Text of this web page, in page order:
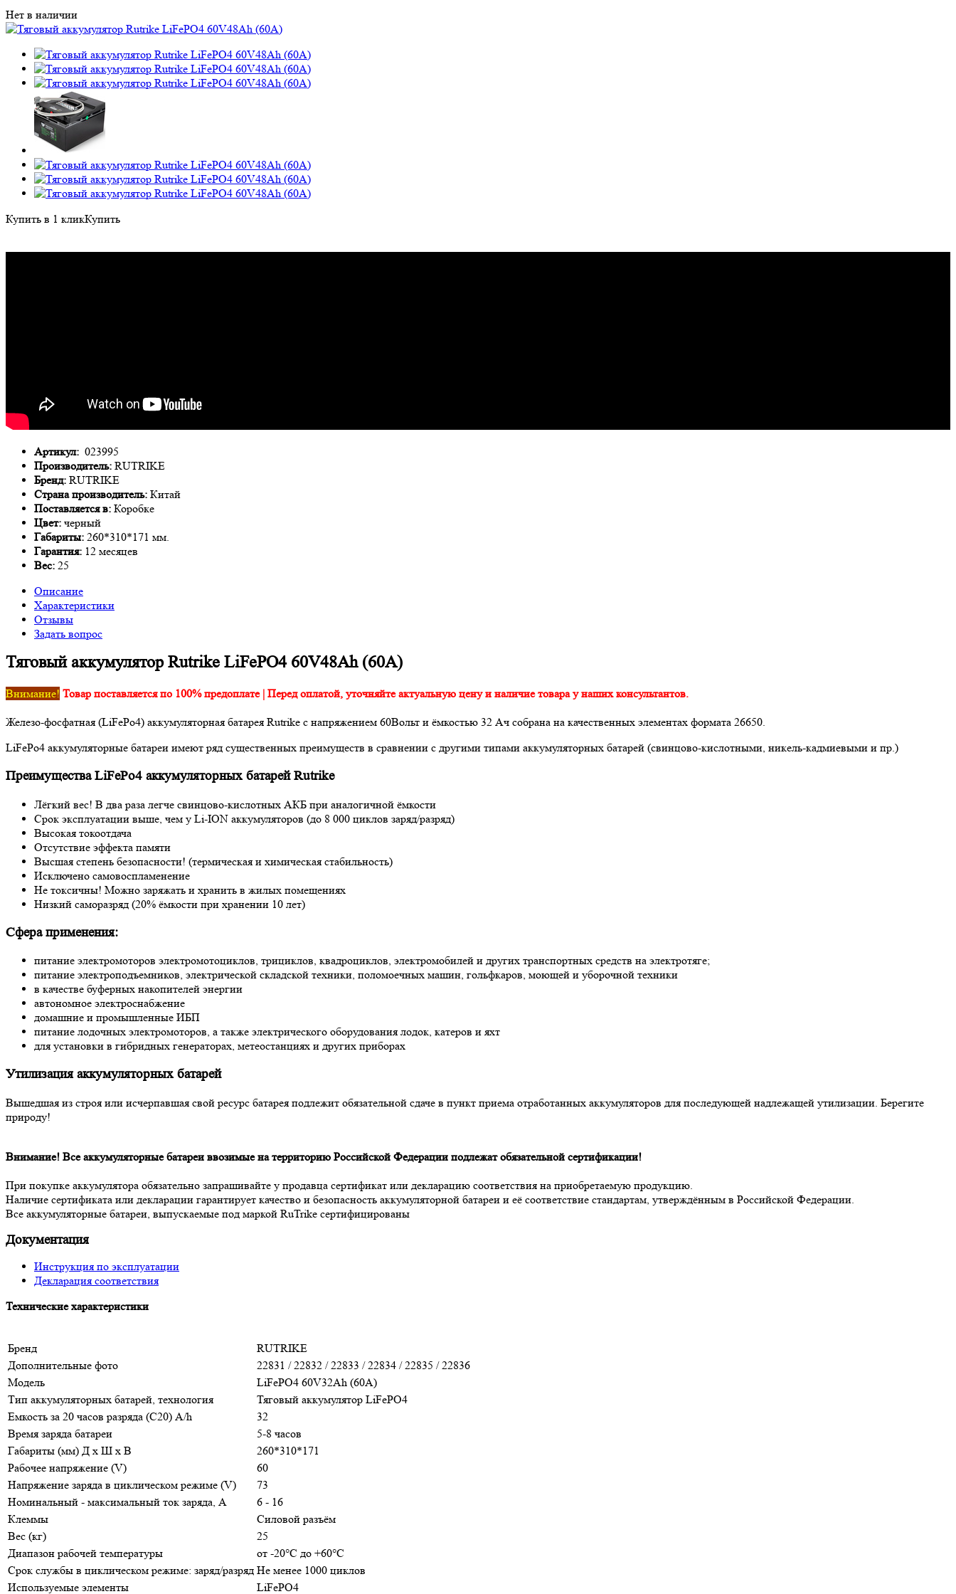
Нет в наличии
Купить в 1 кликКупить
Артикул: 023995
Производитель: RUTRIKE
Бренд: RUTRIKE
Страна производитель: Китай
Поставляется в: Коробке
Цвет: черный
Габариты: 260*310*171 мм.
Гарантия: 12 месяцев
Вес: 25
Описание
Характеристики
Отзывы
Задать вопрос
Тяговый аккумулятор Rutrike LiFePO4 60V48Ah (60A)
Внимание! Товар поставляется по 100% предоплате | Перед оплатой, уточняйте актуальную цену и наличие товара у наших консультантов.
Железо-фосфатная (LiFePo4) аккумуляторная батарея Rutrike с напряжением 60Вольт и ёмкостью 32 Ач собрана на качественных элементах формата 26650.
LiFePo4 аккумуляторные батареи имеют ряд существенных преимуществ в сравнении с другими типами аккумуляторных батарей (свинцово-кислотными, никель-кадмиевыми и пр.)
Преимущества LiFePo4 аккумуляторных батарей Rutrike
Лёгкий вес! В два раза легче свинцово-кислотных АКБ при аналогичной ёмкости
Срок эксплуатации выше, чем у Li-ION аккумуляторов (до 8 000 циклов заряд/разряд)
Высокая токоотдача
Отсутствие эффекта памяти
Высшая степень безопасности! (термическая и химическая стабильность)
Исключено самовоспламенение
Не токсичны! Можно заряжать и хранить в жилых помещениях
Низкий саморазряд (20% ёмкости при хранении 10 лет)
Сфера применения:
питание электромоторов электромотоциклов, трициклов, квадроциклов, электромобилей и других транспортных средств на электротяге;
питание электроподъемников, электрической складской техники, поломоечных машин, гольфкаров, моющей и уборочной техники
в качестве буферных накопителей энергии
автономное электроснабжение
домашние и промышленные ИБП
питание лодочных электромоторов, а также электрического оборудования лодок, катеров и яхт
для установки в гибридных генераторах, метеостанциях и других приборах
Утилизация аккумуляторных батарей
Вышедшая из строя или исчерпавшая свой ресурс батарея подлежит обязательной сдаче в пункт приема отработанных аккумуляторов для последующей надлежащей утилизации. Берегите
природу!
Внимание! Все аккумуляторные батареи ввозимые на территорию Российской Федерации подлежат обязательной сертификации!
При покупке аккумулятора обязательно запрашивайте у продавца сертификат или декларацию соответствия на приобретаемую продукцию.
Наличие сертификата или декларации гарантирует качество и безопасность аккумуляторной батареи и её соответствие стандартам, утверждённым в Российской Федерации.
Все аккумуляторные батареи, выпускаемые под маркой RuTrike сертифицированы
Документация
Инструкция по эксплуатации
Декларация соответствия
Технические характеристики
Бренд
RUTRIKE
Дополнительные фото
22831 / 22832 / 22833 / 22834 / 22835 / 22836
Модель
LiFePO4 60V32Ah (60A)
Тип аккумуляторных батарей, технология
Тяговый аккумулятор LiFePO4
Емкость за 20 часов разряда (С20) A/h
32
Время заряда батареи
5-8 часов
Габариты (мм) Д x Ш x В
260*310*171
Рабочее напряжение (V)
60
Напряжение заряда в циклическом режиме (V)
73
Номинальный - максимальный ток заряда, А
6 - 16
Клеммы
Силовой разъём
Вес (кг)
25
Диапазон рабочей температуры
от -20°С до +60°С
Срок службы в циклическом режиме: заряд/разряд Не менее 1000 циклов
Используемые элементы
LiFePO4